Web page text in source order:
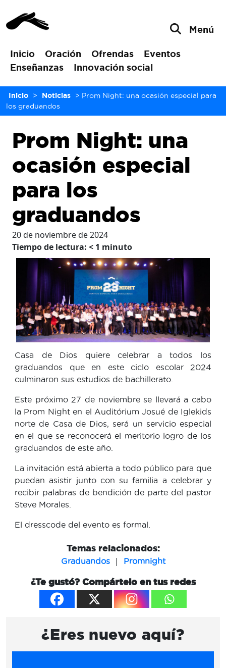
Inicio Oración Ofrendas
Eventos
Enseñanzas
Innovación social
Menú
Inicio > Noticias > Prom Night: una ocasión especial para
los graduandos
Prom Night: una
ocasión especial
para los
graduandos
20 de noviembre de 2024
Tiempo de lectura: < 1 minuto
Casa de Dios quiere celebrar a todos los
graduandos que en este ciclo escolar 2024
culminaron sus estudios de bachillerato.
Este próximo 27 de noviembre se llevará a cabo
la Prom Night en el Auditórium Josué de Iglekids
norte de Casa de Dios, será un servicio especial
en el que se reconocerá el meritorio logro de los
graduandos de este año.
La invitación está abierta a todo público para que
puedan asistir junto con su familia a celebrar y
recibir palabras de bendición de parte del pastor
Steve Morales.
El dresscode del evento es formal.
Temas relacionados:
Graduandos | Promnight
¿Te gustó? Compártelo en tus redes
¿Eres nuevo aquí?